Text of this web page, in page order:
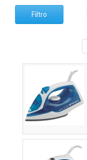
Filtro